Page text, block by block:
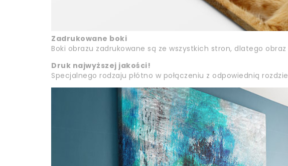
Zadrukowane boki
Boki obrazu zadrukowane są ze wszystkich stron, dlatego
Druk najwyższej jakości!
Specjalnego rodzaju płótno w połączeniu z odpowiednią